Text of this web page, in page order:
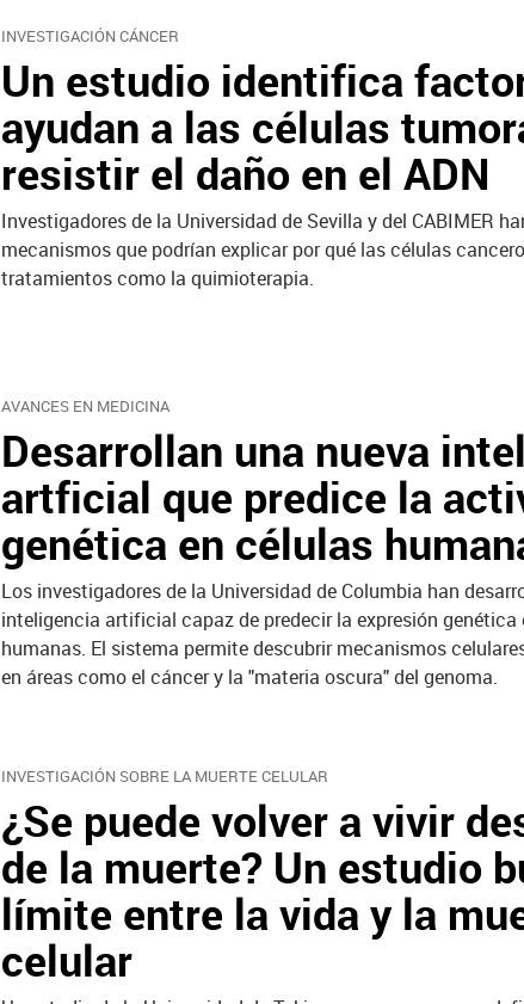
INVESTIGACIÓN CÁNCER
Un estudio identifica
ayudan a las células
resistir el daño en el ADN
Investigadores de la Universidad de Sevilla y del CABIMER
mecanismos que podrían explicar por qué las células
tratamientos como la quimioterapia.
AVANCES EN MEDICINA
Desarrollan una nueva
artficial que predice la
genética en células
Los investigadores de la Universidad de Columbia han
inteligencia artificial capaz de predecir la expresión genética
humanas. El sistema permite descubrir mecanismos
en áreas como el cáncer y la "materia oscura" del genoma.
INVESTIGACIÓN SOBRE LA MUERTE CELULAR
¿Se puede volver a vivir
de la muerte? Un estudio
límite entre la vida y la
celular